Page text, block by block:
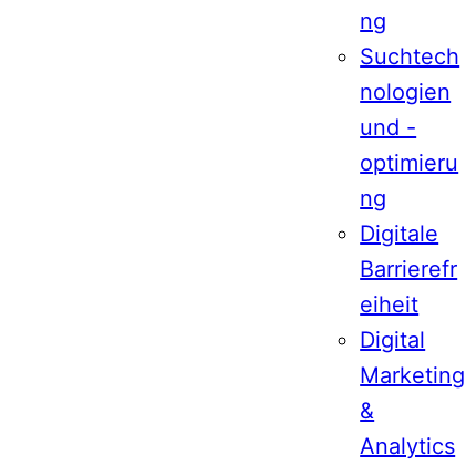
ng
Suchtech
nologien
und -
optimieru
ng
Digitale
Barrierefr
eiheit
Digital
Marketing
&
Analytics